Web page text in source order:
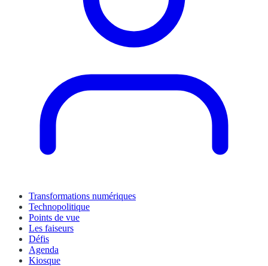
Transformations numériques
Technopolitique
Points de vue
Les faiseurs
Défis
Agenda
Kiosque